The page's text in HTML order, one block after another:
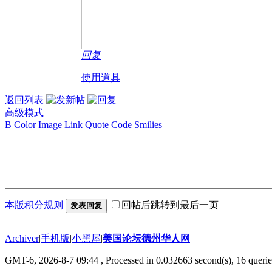
回复
使用道具
返回列表
高级模式
B Color Image Link Quote Code Smilies
本版积分规则 发表回复 回帖后跳转到最后一页
Archiver|手机版|小黑屋|美国论坛德州华人网
GMT-6, 2026-8-7 09:44 , Processed in 0.032663 second(s), 16